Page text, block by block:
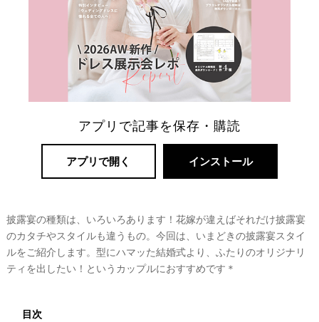
アプリで記事を保存・購読
アプリで開く インストール
披露宴の種類は、いろいろあります！花嫁が違えばそれだけ披露宴
のカタチやスタイルも違うもの。今回は、いまどきの披露宴スタイ
ルをご紹介します。型にハマッた結婚式より、ふたりのオリジナリ
ティを出したい！というカップルにおすすめです＊
目次
リ
ゾ